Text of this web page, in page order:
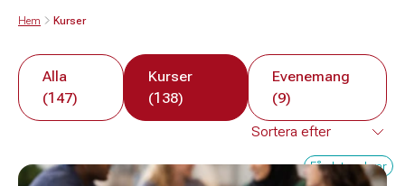
Hem Kurser
Alla
(147)
Kurser
(138)
Evenemang
(9)
Få platser kvar